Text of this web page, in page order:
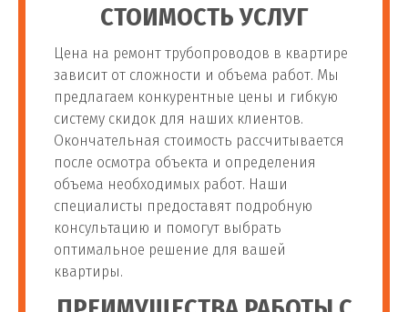
СТОИМОСТЬ УСЛУГ
Цена на ремонт трубопроводов в квартире
зависит от сложности и объема работ. Мы
предлагаем конкурентные цены и гибкую
систему скидок для наших клиентов.
Окончательная стоимость рассчитывается
после осмотра объекта и определения
объема необходимых работ. Наши
специалисты предоставят подробную
консультацию и помогут выбрать
оптимальное решение для вашей
квартиры.